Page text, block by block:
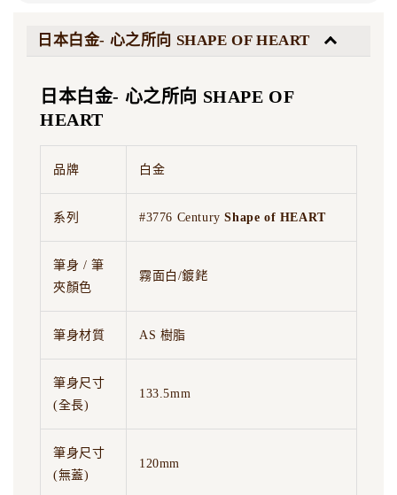
日本白金- 心之所向 SHAPE OF HEART
日本白金- 心之所向 SHAPE OF
HEART
品牌 白金
系列 #3776 CenturyShape of HEART
筆身 / 筆
夾顏色
霧面白/鍍銠
筆身材質 AS 樹脂
筆身尺寸
(全長)
133.5mm
筆身尺寸
(無蓋)
120mm